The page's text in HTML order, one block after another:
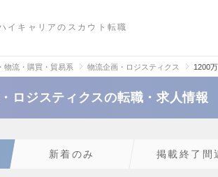
イキャリアのスカウト転職
物流・購買・貿易系 物流企画・ロジスティクス 1200
ロジスティクスの転職・求人情報
新着のみ 掲載終了間